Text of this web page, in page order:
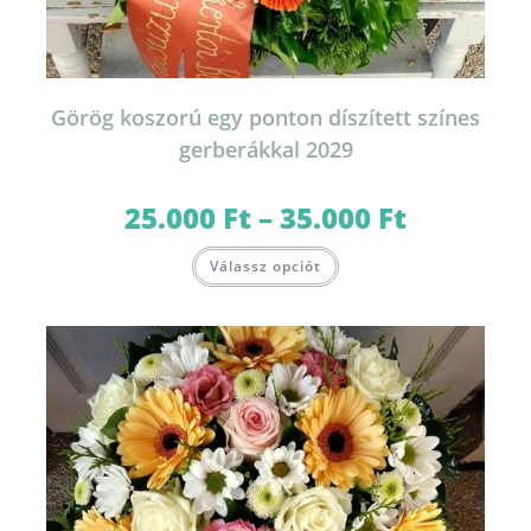
Görög koszorú egy ponton díszített színes
gerberákkal 2029
25.000 Ft–35.000 Ft25.000 Ft
Válassz opciót a
van.
A
változatok
a
termékoldalon
választhatók
ki